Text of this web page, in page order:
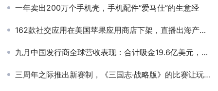
一年卖出200万个手机壳，手机配件“爱马仕”的生意经
162款社交应用在美国苹果应用商店下架，直播出海产品遭波及
九月中国发行商全球营收表现：合计吸金19.6亿美元，易幻空降Top21
三周年之际推出新赛制，《三国志·战略版》的比赛让玩家打嗨了